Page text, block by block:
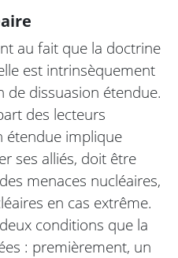
au fait que la doctrine
est intrinsèquement
de dissuasion étendue.
des lecteurs
étendue implique
ses alliés, doit être
menaces nucléaires,
en cas extrême.
conditions que la
: premièrement, un